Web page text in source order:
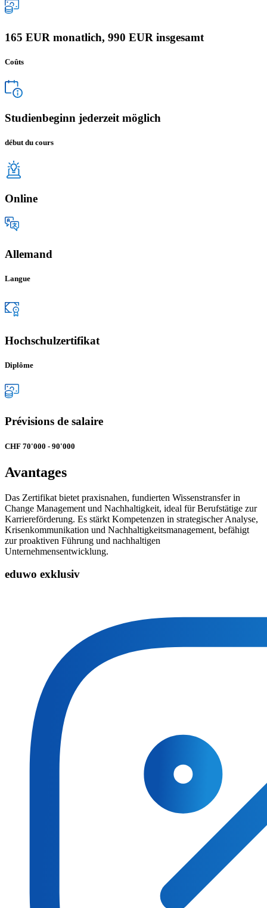
165 EUR monatlich, 990 EUR insgesamt
Coûts
Studienbeginn jederzeit möglich
début du cours
Online
Allemand
Langue
Hochschulzertifikat
Diplôme
Prévisions de salaire
CHF 70'000 - 90'000
Avantages
Das Zertifikat bietet praxisnahen, fundierten Wissenstransfer in
Change Management und Nachhaltigkeit, ideal für Berufstätige zur
Karriereförderung. Es stärkt Kompetenzen in strategischer Analyse,
Krisenkommunikation und Nachhaltigkeitsmanagement, befähigt
zur proaktiven Führung und nachhaltigen
Unternehmensentwicklung.
eduwo exklusiv